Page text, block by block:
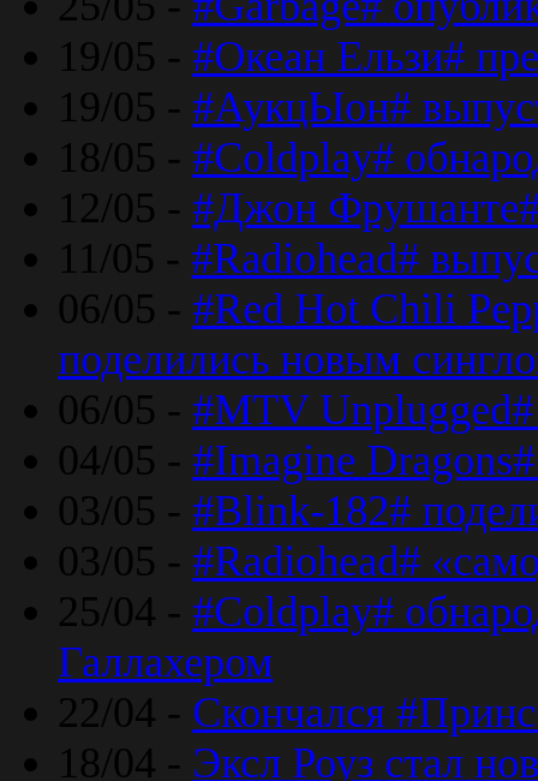
19/05 - #Океан Ельзи#
19/05 - #АукцЫон#
18/05 - #Coldplay#
12/05 - #Джон
11/05 - #Radiohead#
06/05 - #Red Hot Chili
поделились новым
06/05 - #MTV Unplugged#
04/05 - #Imagine
03/05 - #Blink-182#
03/05 - #Radiohead#
25/04 - #Coldplay#
Галлахером
22/04 - Скончался
18/04 - Эксл Роуз стал